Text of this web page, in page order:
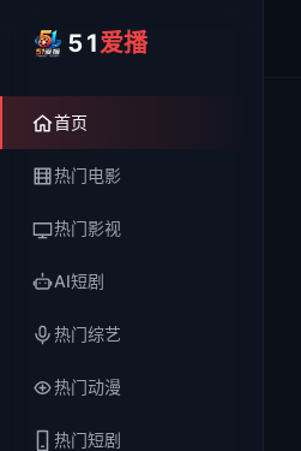
51爱播
首页
热门电影
热门影视
AI短剧
热门综艺
热门动漫
热门短剧